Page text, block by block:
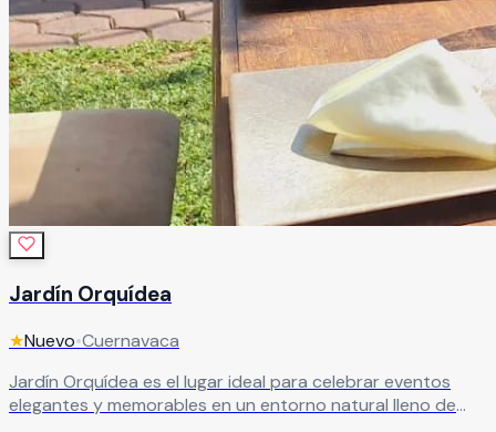
Jardín Orquídea
★Nuevo•Cuernavaca
Jardín Orquídea es el lugar ideal para celebrar eventos
elegantes y memorables en un entorno natural lleno de